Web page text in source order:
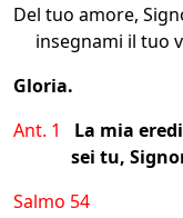
Del tuo amore,
insegnami il tuo
Gloria.
Ant. 1 La mia
sei tu,
Salmo 54